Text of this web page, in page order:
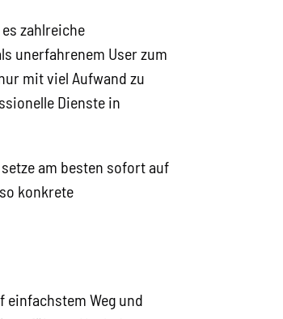
zahlreiche
unerfahrenem User zum
mit viel Aufwand zu
Dienste in
am besten sofort auf
konkrete
Weg und